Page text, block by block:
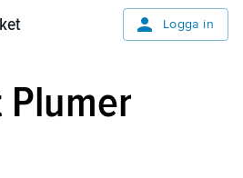
Logga in